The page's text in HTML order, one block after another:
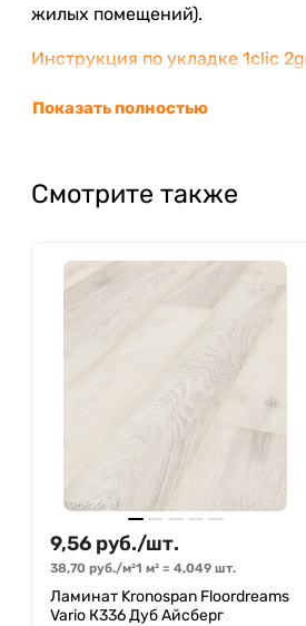
жилых помещений).
Инструкция по укладке 1clic
Показать полностью
Смотрите также
9,56 руб./шт.
38,70 руб./м²1 м² = 4,049 шт.
Ламинат Kronospan Floordreams
Vario К336 Дуб Айсберг